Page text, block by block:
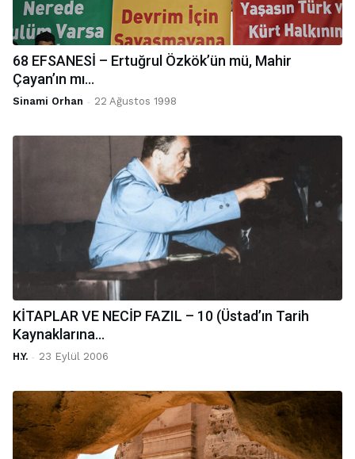
68 EFSANESİ – Ertuğrul Özkök’ün mü, Mahir
Çayan’ın mı...
Sinami Orhan - 22 Ağustos 1998
KİTAPLAR VE NECİP FAZIL – 10 (Üstad’ın Tarih
Kaynaklarına...
H.Y. - 23 Eylül 2006